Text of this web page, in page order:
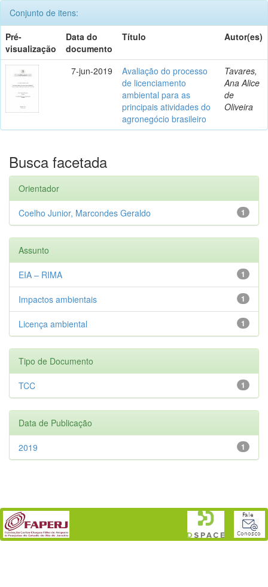
Conjunto de itens:
Pré-
visualização
Data do
documento
Título Autor(es)
7-jun-2019
Avaliação do processo
de licenciamento
ambiental para as
principais atividades do
agronegócio brasileiro
Tavares,
Ana Alice
de
Oliveira
Busca facetada
Orientador
1
Coelho Junior, Marcondes Geraldo
Assunto
1
EIA – RIMA
1
Impactos ambientais
1
Licença ambiental
Tipo de Documento
1
TCC
Data de Publicação
1
2019